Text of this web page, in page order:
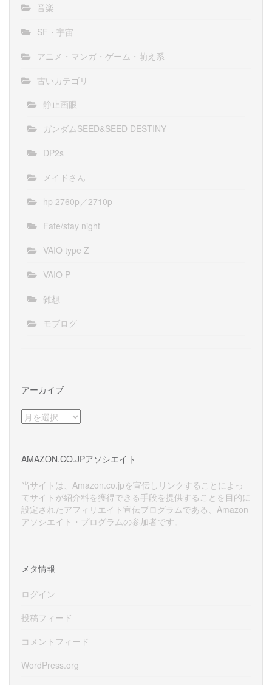
音楽
SF・宇宙
アニメ・マンガ・ゲーム・萌え系
古いカテゴリ
静止画眼
ガンダムSEED&SEED DESTINY
DP2s
メイドさん
hp 2760p／2710p
Fate/stay night
VAIO type Z
VAIO P
雑想
モブログ
アーカイブ
ア
ー
ブ
AMAZON.CO.JPアソシエイト
当サイトは、Amazon.co.jpを宣伝しリンクすることによっ
てサイトが紹介料を獲得できる手段を提供することを目的に
設定されたアフィリエイト宣伝プログラムである、Amazon
アソシエイト・プログラムの参加者です。
メタ情報
ログイン
投稿フィード
コメントフィード
WordPress.org